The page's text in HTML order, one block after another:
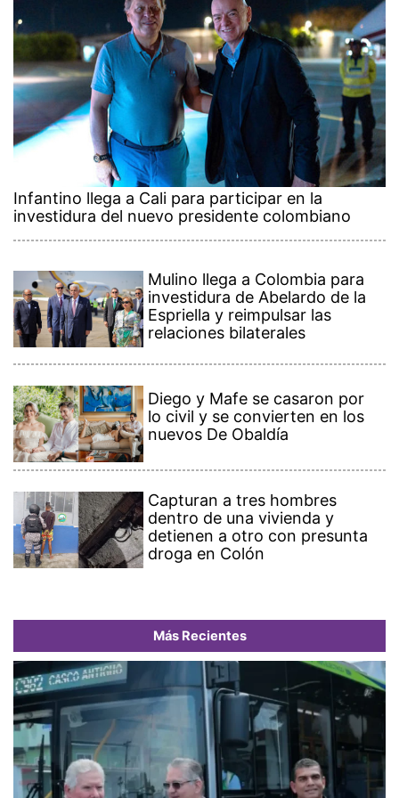
Infantino llega a Cali para participar en la
investidura del nuevo presidente colombiano
Mulino llega a Colombia para
investidura de Abelardo de la
Espriella y reimpulsar las
relaciones bilaterales
Diego y Mafe se casaron por
lo civil y se convierten en los
nuevos De Obaldía
Capturan a tres hombres
dentro de una vivienda y
detienen a otro con presunta
droga en Colón
Más Recientes